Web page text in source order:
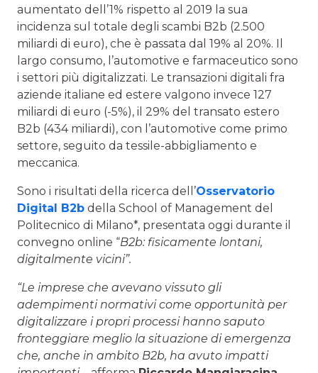
aumentato dell’1% rispetto al 2019 la sua
incidenza sul totale degli scambi B2b (2.500
miliardi di euro), che è passata dal 19% al 20%. Il
largo consumo, l’automotive e farmaceutico sono
i settori più digitalizzati. Le transazioni digitali fra
aziende italiane ed estere valgono invece 127
miliardi di euro (-5%), il 29% del transato estero
B2b (434 miliardi), con l’automotive come primo
settore, seguito da tessile-abbigliamento e
meccanica.
Sono i risultati della ricerca dell’Osservatorio
Digital B2b della School of Management del
Politecnico di Milano*, presentata oggi durante il
convegno online “B2b: fisicamente lontani,
digitalmente vicini”.
“Le imprese che avevano vissuto gli
adempimenti normativi come opportunità per
digitalizzare i propri processi hanno saputo
fronteggiare meglio la situazione di emergenza
che, anche in ambito B2b, ha avuto impatti